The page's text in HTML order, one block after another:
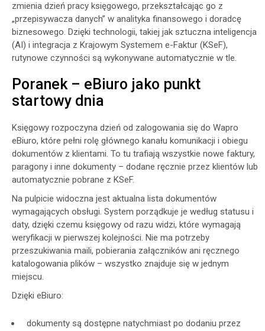
zmienia dzień pracy księgowego, przekształcając go z
„przepisywacza danych” w analityka finansowego i doradcę
biznesowego. Dzięki technologii, takiej jak sztuczna inteligencja
(AI) i integracja z Krajowym Systemem e-Faktur (KSeF),
rutynowe czynności są wykonywane automatycznie w tle.
Poranek – eBiuro jako punkt
startowy dnia
Księgowy rozpoczyna dzień od zalogowania się do Wapro
eBiuro, które pełni rolę głównego kanału komunikacji i obiegu
dokumentów z klientami. To tu trafiają wszystkie nowe faktury,
paragony i inne dokumenty – dodane ręcznie przez klientów lub
automatycznie pobrane z KSeF.
Na pulpicie widoczna jest aktualna lista dokumentów
wymagających obsługi. System porządkuje je według statusu i
daty, dzięki czemu księgowy od razu widzi, które wymagają
weryfikacji w pierwszej kolejności. Nie ma potrzeby
przeszukiwania maili, pobierania załączników ani ręcznego
katalogowania plików – wszystko znajduje się w jednym
miejscu.
Dzięki eBiuro:
dokumenty są dostępne natychmiast po dodaniu przez